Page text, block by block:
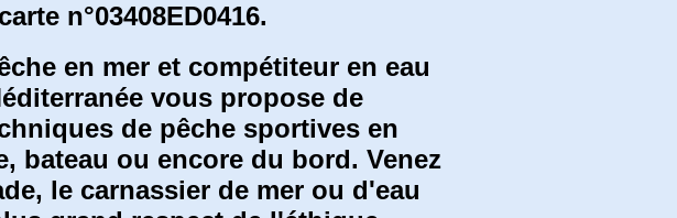
carte n°03408ED0416.
en mer et compétiteur en eau
vous propose de
de pêche sportives en
bateau ou encore du bord. Venez
le carnassier de mer ou d'eau